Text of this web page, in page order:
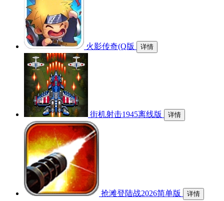
火影传奇(Q版 详情
街机射击1945离线版 详情
抢滩登陆战2026简单版 详情